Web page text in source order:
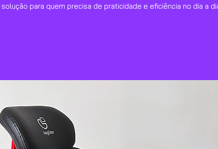
solução para quem precisa de praticidade e eficiência no dia a